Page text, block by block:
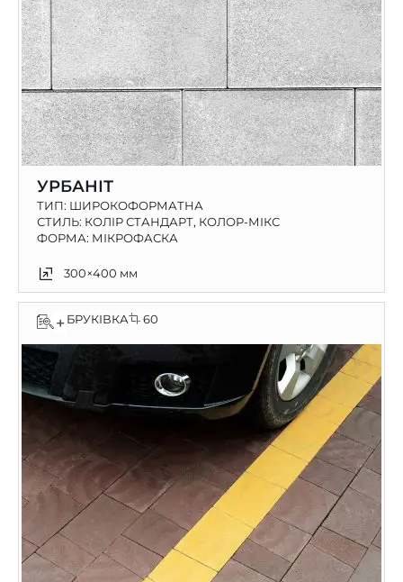
УРБАНІТ
ТИП: ШИРОКОФОРМАТНА
СТИЛЬ: КОЛІР СТАНДАРТ, КОЛОР-МІКС
ФОРМА: МІКРОФАСКА
300×400 мм
+ БРУКІВКА 60